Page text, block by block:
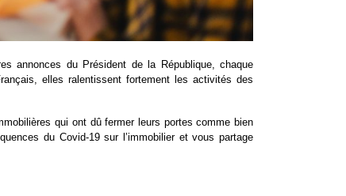
annonces du Président de la République, chaque
elles ralentissent fortement les activités des
qui ont dû fermer leurs portes comme bien
du Covid-19 sur l’immobilier et vous partage